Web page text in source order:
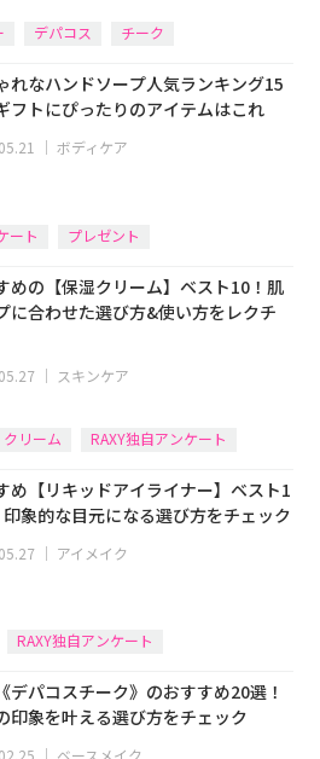
デパコス チーク
れなハンドソープ人気ランキング15
フトにぴったりのアイテムはこれ
｜ボディケア
ート プレゼント
めの【保湿クリーム】ベスト10！肌
に合わせた選び方&使い方をレクチ
｜ スキンケア
クリーム RAXY独自アンケート
め【リキッドアイライナー】ベスト1
象的な目元になる選び方をチェック
｜ アイメイク
RAXY独自アンケート
デパコスチーク》のおすすめ20選！
印象を叶える選び方をチェック